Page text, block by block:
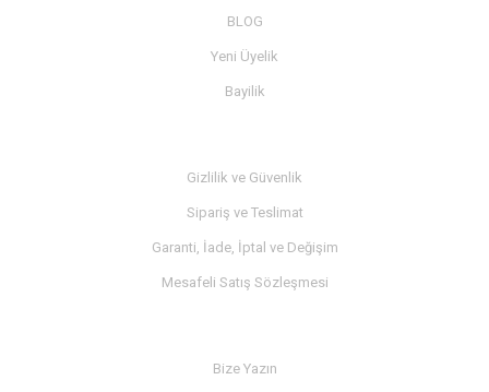
BLOG
Yeni Üyelik
Bayilik
Gizlilik ve Güvenlik
Sipariş ve Teslimat
Garanti, İade, İptal ve Değişim
Mesafeli Satış Sözleşmesi
Bize Yazın